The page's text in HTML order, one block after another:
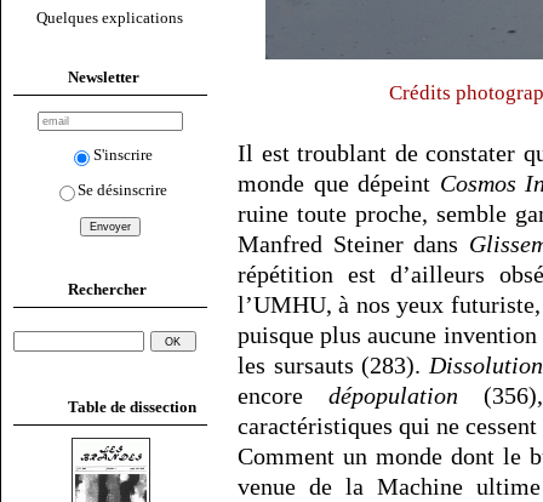
Quelques explications
Newsletter
S'inscrire
Se désinscrire
Rechercher
Table de dissection
Crédits
Il est troublant de constater
monde que dépeint Cosmos
ruine toute proche, semble
Manfred Steiner dans
répétition est d’ailleurs
l’UMHU, à nos yeux
puisque plus aucune
les sursauts (283). Dissolution
encore dépopulation
caractéristiques qui ne
Comment un monde dont le
venue de la Machine